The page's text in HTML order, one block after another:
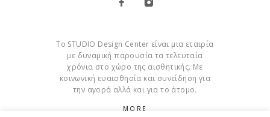
Το STUDIO Design Center είναι μια εταιρία
με δυναμική παρουσία τα τελευταία
χρόνια στο χώρο της αισθητικής. Με
κοινωνική ευαισθησία και συνείδηση για
την αγορά αλλά και για το άτομο.
MORE